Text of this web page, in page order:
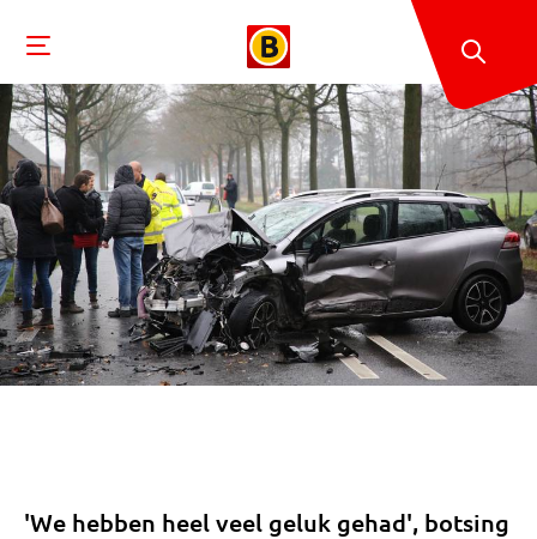
'We hebben heel veel geluk gehad', botsing